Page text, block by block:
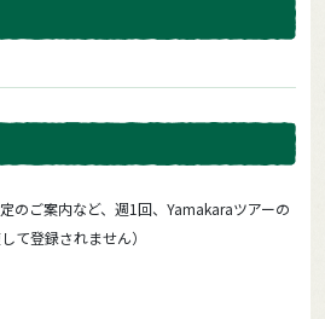
のご案内など、週1回、Yamakaraツアーの
て登録されません）